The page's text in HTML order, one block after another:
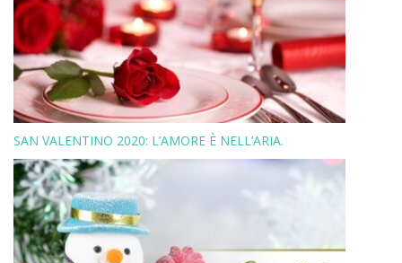
SAN VALENTINO 2020: L’AMORE È NELL’ARIA.